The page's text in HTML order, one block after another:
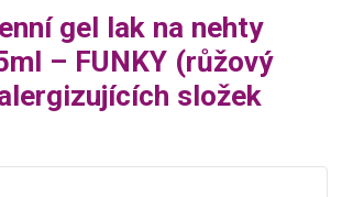
gel lak na nehty
– FUNKY (růžový
složek